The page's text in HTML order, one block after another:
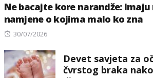
Ne bacajte kore narandže:
namjene o kojima malo ko zna
Posted
30/07/2026
Devet savjeta za
čvrstog braka